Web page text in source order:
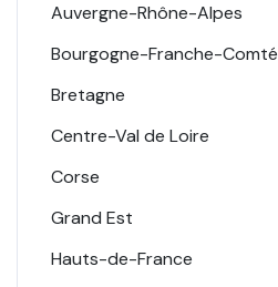
Auvergne-Rhône-Alpes
Bourgogne-Franche-Comté
Bretagne
Centre-Val de Loire
Corse
Grand Est
Hauts-de-France